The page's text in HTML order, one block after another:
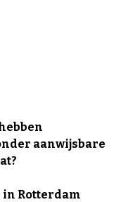
aanwijsbare
in Rotterdam